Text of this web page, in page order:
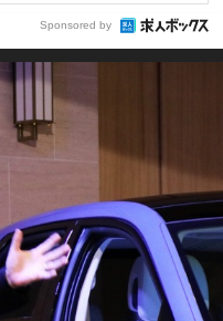
Sponsored by